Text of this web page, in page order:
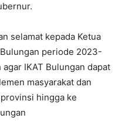
selamat kepada Ketua
periode 2023-
IKAT Bulungan dapat
masyarakat dan
hingga ke